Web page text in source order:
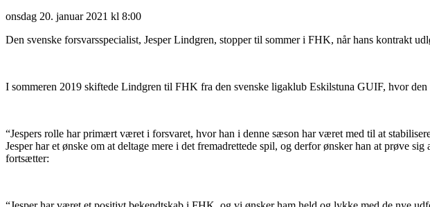
onsdag 20. januar 2021 kl 8:00
Den svenske forsvarsspecialist, Jesper Lindgren, stopper til sommer i FHK, når hans kontrakt
I sommeren 2019 skiftede Lindgren til FHK fra den svenske ligaklub Eskilstuna GUIF, hvor
“Jespers rolle har primært været i forsvaret, hvor han i denne sæson har været med til at
Jesper har et ønske om at deltage mere i det fremadrettede spil, og derfor ønsker han at prøve
fortsætter: